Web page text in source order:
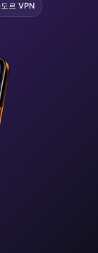
르 VPN